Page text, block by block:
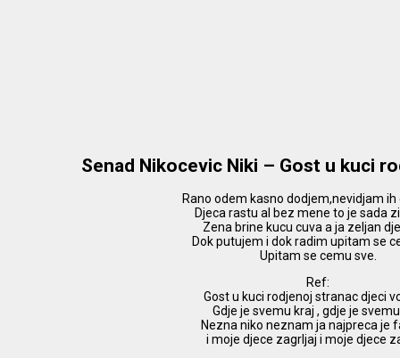
Senad Nikocevic Niki – Gost u kuci
Rano odem kasno dodjem,nevidjam
Djeca rastu al bez mene to je sada
Zena brine kucu cuva a ja zeljan
Dok putujem i dok radim upitam se
Upitam se cemu sve.
Ref:
Gost u kuci rodjenoj stranac djeci
Gdje je svemu kraj , gdje je
Nezna niko neznam ja najpreca je
i moje djece zagrljaj i moje djece